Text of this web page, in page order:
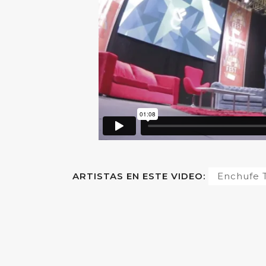
ARTISTAS EN ESTE VIDEO: Enchufe